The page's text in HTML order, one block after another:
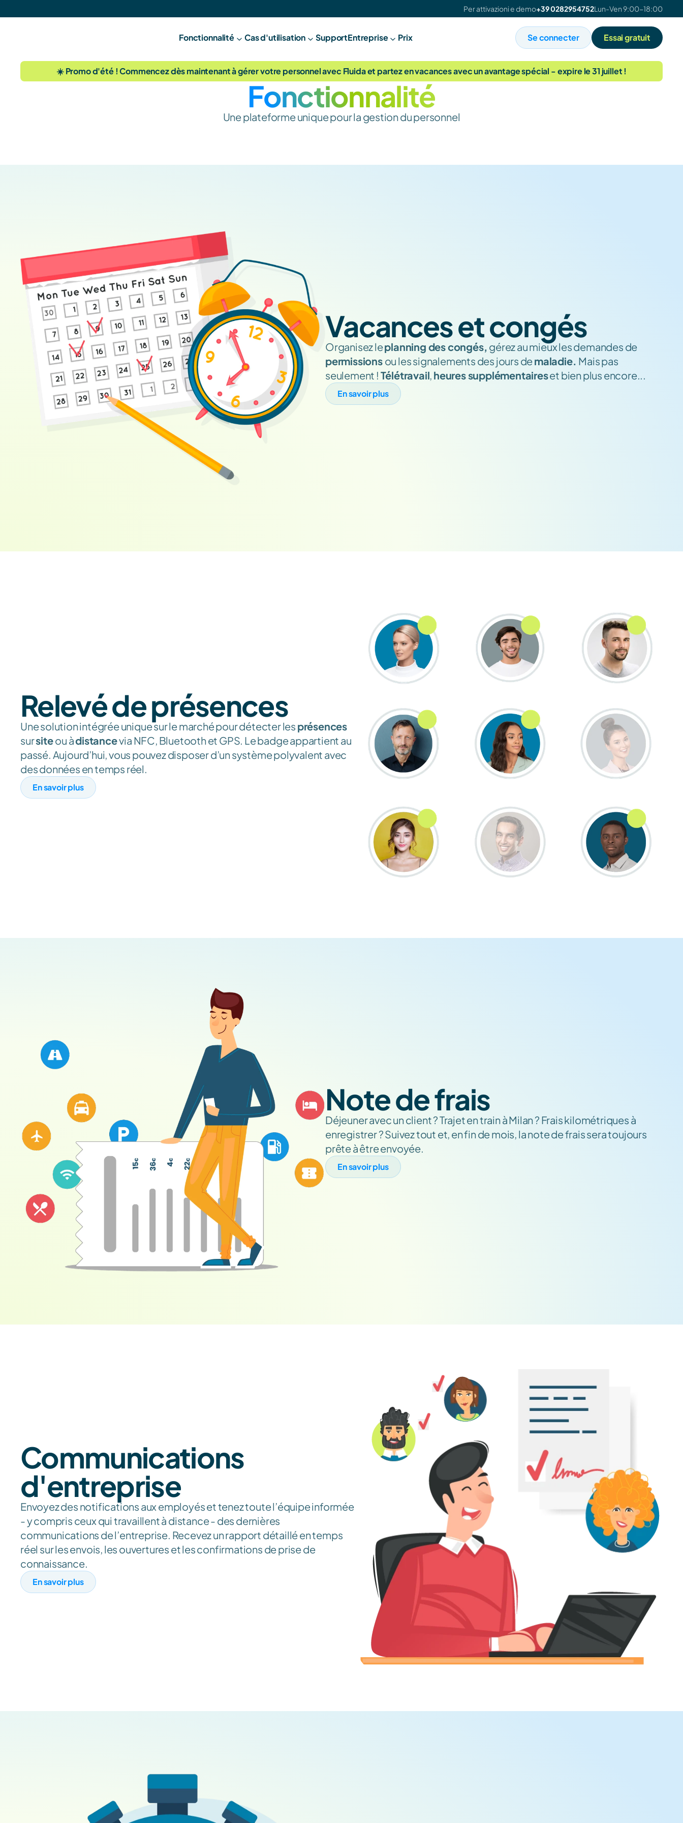
Per attivazioni e demo+39 0282954752Lun-Ven 9:00-18:00
Fonctionnalité Cas d'utilisation SupportEntreprise Prix Se connecter Essai gratuit
☀️ Promo d'été ! Commencez dès maintenant à gérer votre personnel avec Fluida et partez en vacances avec un avantage spécial - expire le 31 juillet !
Fonctionnalité
Une plateforme unique pour la gestion du personnel
Vacances et congés
Organisez le planning des congés,
permissions ou les signalements des jours de maladie. Mais pas
seulement ! Télétravail, heures supplémentaires et bien plus encore...
En savoir plus
Relevé de présences
Une solution intégrée unique sur le marché pour détecter les
sur site ou à distance via NFC, Bluetooth et GPS. Le badge appartient au
passé. Aujourd’hui, vous pouvez disposer d’un système polyvalent avec
des données en temps réel.
En savoir plus
Note de frais
Déjeuner avec un client ? Trajet en train à Milan ? Frais kilométriques à
enregistrer ? Suivez tout et, en fin de mois, la note de frais sera toujours
prête à être envoyée.
En savoir plus
Communications
d'entreprise
Envoyez des notifications aux employés et tenez toute l’équipe informée
- y compris ceux qui travaillent à distance - des dernières
communications de l’entreprise. Recevez un rapport détaillé en temps
réel sur les envois, les ouvertures et les confirmations de prise de
connaissance.
En savoir plus